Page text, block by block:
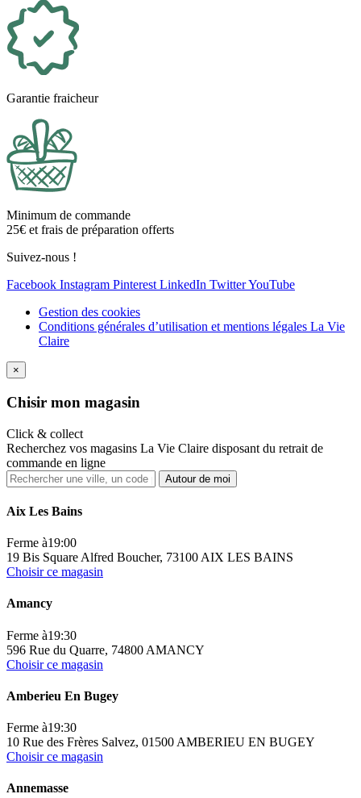
Garantie fraicheur
Minimum de commande
25€ et frais de préparation offerts
Suivez-nous !
Facebook Instagram Pinterest LinkedIn TwitterYouTube
Gestion des cookies
Conditions générales d’utilisation et mentions légales La Vie
Claire
×
Chisir mon magasin
Click & collect
Recherchez vos magasins La Vie Claire disposant du retrait de
commande en ligne
Autour de moi
Aix Les Bains
Ferme à19:00
19 Bis Square Alfred Boucher, 73100 AIX LES BAINS
Choisir ce magasin
Amancy
Ferme à19:30
596 Rue du Quarre, 74800 AMANCY
Choisir ce magasin
Amberieu En Bugey
Ferme à19:30
10 Rue des Frères Salvez, 01500 AMBERIEU EN BUGEY
Choisir ce magasin
Annemasse